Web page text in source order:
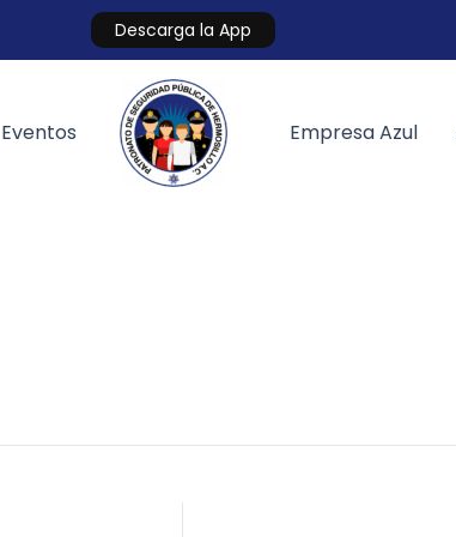
Descarga la App
Eventos Empresa Azul